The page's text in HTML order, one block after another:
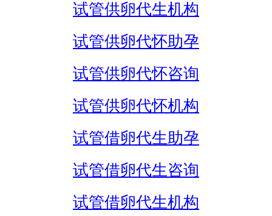
试管供卵代生机构
试管供卵代怀助孕
试管供卵代怀咨询
试管供卵代怀机构
试管借卵代生助孕
试管借卵代生咨询
试管借卵代生机构